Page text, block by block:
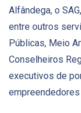
Alfândega, o
entre outros
Públicas, Meio
Conselheiros
executivos de